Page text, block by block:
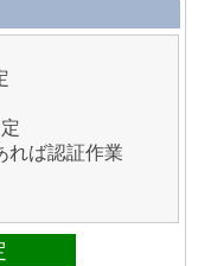
れば認証作業
定